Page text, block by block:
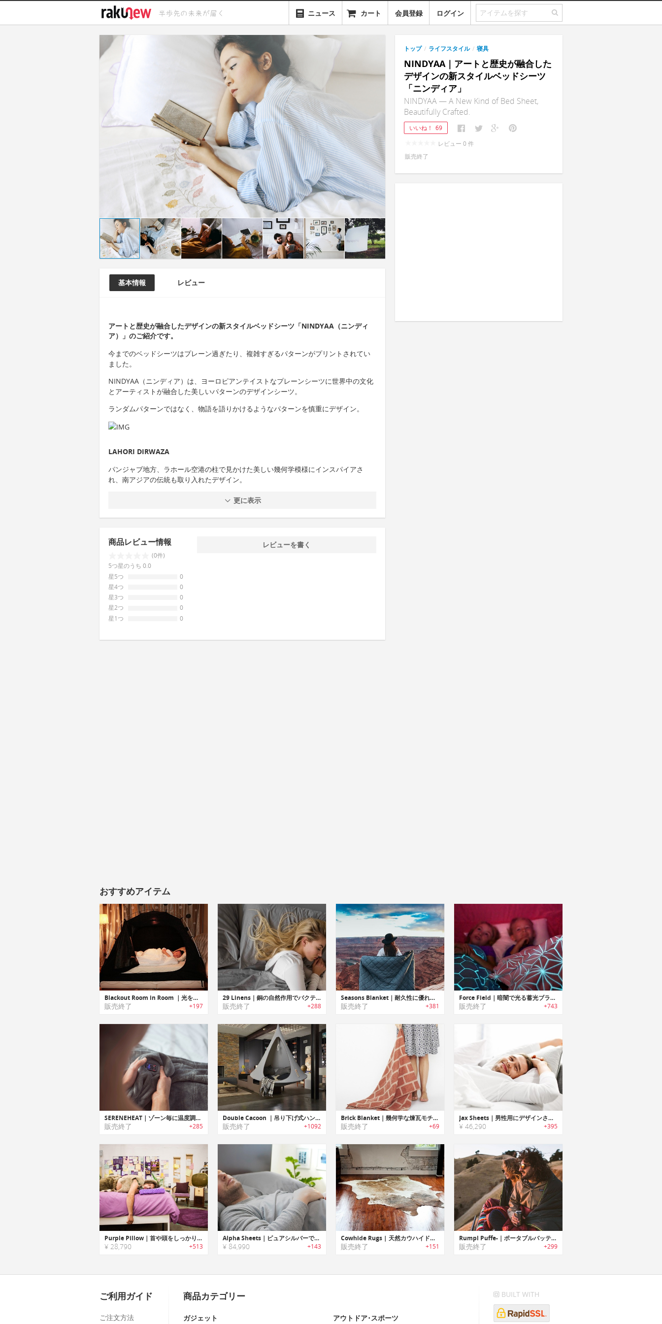
ニュース カート 会員登録 ログイン
基本情報 レビュー
アートと歴史が融合したデザインの新スタイルベッドシーツ「NINDYAA（ニンディ
ア）」のご紹介です。
今までのベッドシーツはプレーン過ぎたり、複雑すぎるパターンがプリントされてい
ました。
NINDYAA（ニンディア）は、ヨーロピアンテイストなプレーンシーツに世界中の文化
とアーティストが融合した美しいパターンのデザインシーツ。
ランダムパターンではなく、物語を語りかけるようなパターンを慎重にデザイン。
LAHORI DIRWAZA
パンジャブ地方、ラホール空港の柱で見かけた美しい幾何学模様にインスパイアさ
れ、南アジアの伝統も取り入れたデザイン。
更に表示
商品レビュー情報
(0件)
5つ星のうち 0.0
星5つ
0
星4つ
0
星3つ
0
星2つ
0
星1つ
0
レビューを書く
トップ / ライフスタイル / 寝具
NINDYAA｜アートと歴史が融合した
デザインの新スタイルベッドシーツ
「ニンディア」
NINDYAA — A New Kind of Bed Sheet,
Beautifully Crafted.
いいね！ 69
レビュー 0 件
販売終了
おすすめアイテム
Blackout Room in Room ｜光をシャットアウトするオールインワンベッドテント「ブラックアウトルームインルーム」
販売終了 +197
29 Linens｜銅の自然作用でバクテリアを殺菌するベッドシーツ/ピローケース「29リネン」
販売終了 +288
Seasons Blanket｜耐久性に優れたウォータープルーフアウトドアブランケット「シーズンズブランケット」
販売終了 +381
Force Field｜暗闇で光る蓄光ブランケット「フォースフィールド」
販売終了 +743
SERENEHEAT｜ゾーン毎に温度調整可能なマルチゾーンヒーティング ブランケット「セレーンヒート」
販売終了 +285
Double Cacoon ｜吊り下げ式ハンモックスタイルテント「カクーン」
販売終了 +1092
Brick Blanket｜幾何学な煉瓦モチーフデザインのスタイリッシュなブランケット
販売終了 +69
Jax Sheets｜男性用にデザインされたに吸水性・通気性に優れたメンズベッドシーツ「ジャックスシーツ」
¥ 46,290 +395
Purple Pillow｜首や頭をしっかりとサポートする新感覚の無圧ピロー「パープルピロー」
¥ 28,790 +513
Alpha Sheets｜ピュアシルバーでバクテリアや真菌、ウイルス、臭いを抑えるベッドシーツ「アルファ」
¥ 84,990 +143
Cowhide Rugs | 天然カウハイド製オーバーサイズラグ
販売終了 +151
Rumpl Puffe-｜ポータブルバッテリーを使用したヒート機能搭載ブランケット「ランプルパフィー」
販売終了 +299
ご利用ガイド
ご注文方法
商品カテゴリー
ガジェット アウトドア･スポーツ
BUILT WITH